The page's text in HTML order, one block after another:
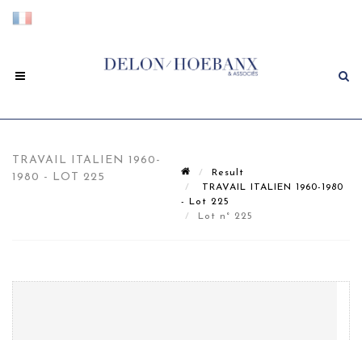
TRAVAIL ITALIEN 1960-
1980 - LOT 225
Result
TRAVAIL ITALIEN 1960-1980
- Lot 225
Lot n° 225